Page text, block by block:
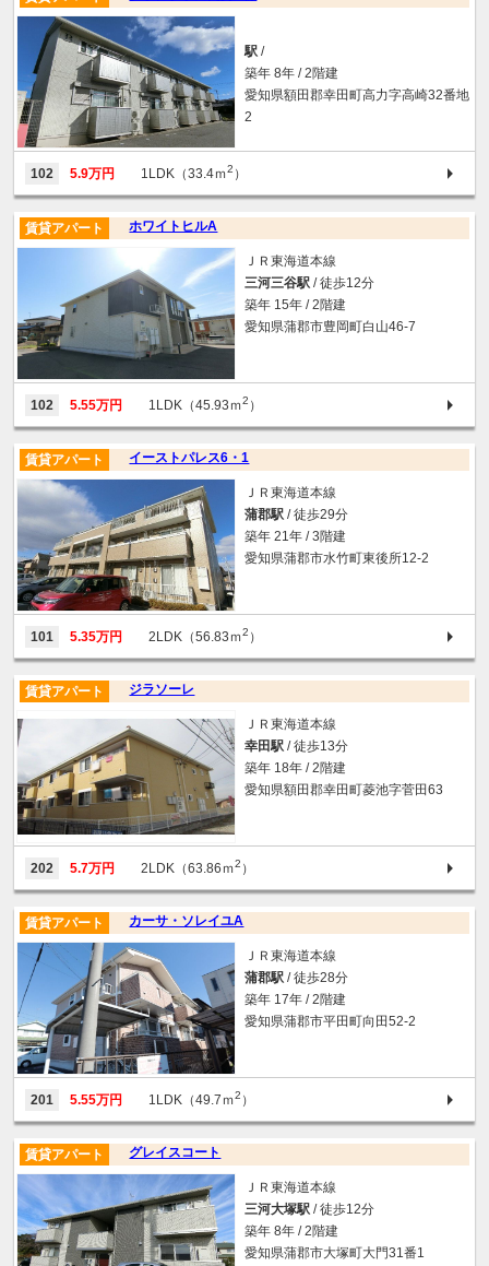
駅 /
築年 8年 / 2階建
愛知県額田郡幸田町高力字高崎32番地
2
102 5.9万円 1LDK（33.4ｍ2 ）
ホワイトヒルA
賃貸アパート
ＪＲ東海道本線
三河三谷駅 / 徒歩12分
築年 15年 / 2階建
愛知県蒲郡市豊岡町白山46-7
102 5.55万円 1LDK（45.93ｍ2 ）
イーストパレス6・1
賃貸アパート
ＪＲ東海道本線
蒲郡駅 / 徒歩29分
築年 21年 / 3階建
愛知県蒲郡市水竹町東後所12-2
101 5.35万円 2LDK（56.83ｍ2 ）
ジラソーレ
賃貸アパート
ＪＲ東海道本線
幸田駅 / 徒歩13分
築年 18年 / 2階建
愛知県額田郡幸田町菱池字菅田63
202 5.7万円 2LDK（63.86ｍ2 ）
カーサ・ソレイユA
賃貸アパート
ＪＲ東海道本線
蒲郡駅 / 徒歩28分
築年 17年 / 2階建
愛知県蒲郡市平田町向田52-2
201 5.55万円 1LDK（49.7ｍ2 ）
グレイスコート
賃貸アパート
ＪＲ東海道本線
三河大塚駅 / 徒歩12分
築年 8年 / 2階建
愛知県蒲郡市大塚町大門31番1